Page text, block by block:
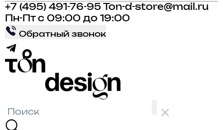
+7 (495) 491-76-95
Ton-d-store@mail.ru
Пн-Пт с 09:00 до 19:00
Обратный звонок